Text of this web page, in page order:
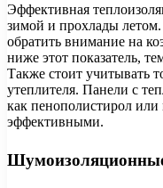
Эффективная
зимой и прохлады
обратить внимание на
ниже этот показатель,
Также стоит учитывать
утеплителя. Панели с
как пенополистирол
эффективными.